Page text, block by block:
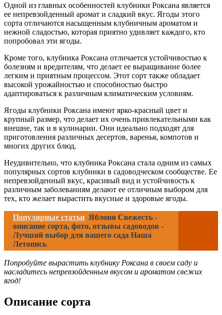
Одной из главных особенностей клубники Роксана является
ее непревзойденный аромат и сладкий вкус. Ягоды этого
сорта отличаются насыщенным клубничным ароматом и
нежной сладостью, которая приятно удивляет каждого, кто
попробовал эти ягоды.
Кроме того, клубника Роксана отличается устойчивостью к
болезням и вредителям, что делает ее выращивание более
легким и приятным процессом. Этот сорт также обладает
высокой урожайностью и способностью быстро
адаптироваться к различным климатическим условиям.
Ягоды клубники Роксана имеют ярко-красный цвет и
крупный размер, что делает их очень привлекательными как
внешне, так и в кулинарии. Они идеально подходят для
приготовления различных десертов, варенья, компотов и
многих других блюд.
Неудивительно, что клубника Роксана стала одним из самых
популярных сортов клубники в садоводческом сообществе. Ее
непревзойденный вкус, красивый вид и устойчивость к
различным заболеваниям делают ее отличным выбором для
тех, кто желает вырастить вкусные и здоровые ягоды.
Популярные статьи Яблоня Свежесть -
описание сорта, фото, отзывы садоводов -
Лучший выбор для вашего сада Наша
Летопись
Попробуйте вырастить клубнику Роксана в своем саду и
насладитесь непревзойденным вкусом и ароматом свежих
ягод!
Описание сорта